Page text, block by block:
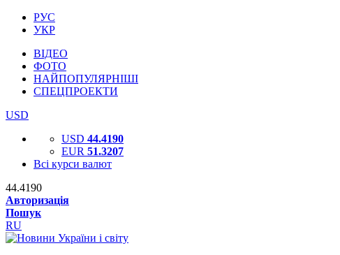
РУС
УКР
ВІДЕО
ФОТО
НАЙПОПУЛЯРНІШІ
СПЕЦПРОЕКТИ
USD
USD 44.4190
EUR 51.3207
Всі курси валют
44.4190
Авторизація
Пошук
RU